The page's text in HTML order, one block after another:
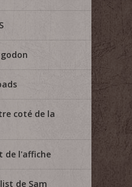
coté de la
de l'affiche
de Sam